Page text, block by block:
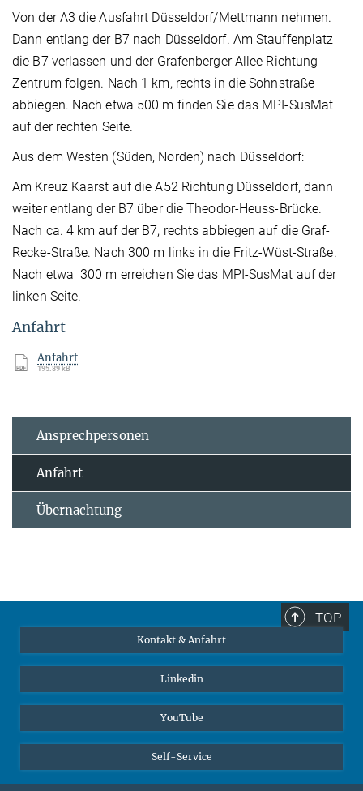
Von der A3 die Ausfahrt Düsseldorf/Mettmann nehmen.
Dann entlang der B7 nach Düsseldorf. Am Stauffenplatz
die B7 verlassen und der Grafenberger Allee Richtung
Zentrum folgen. Nach 1 km, rechts in die Sohnstraße
abbiegen. Nach etwa 500 m finden Sie das MPI-SusMat
auf der rechten Seite.
Aus dem Westen (Süden, Norden) nach Düsseldorf:
Am Kreuz Kaarst auf die A52 Richtung Düsseldorf, dann
weiter entlang der B7 über die Theodor-Heuss-Brücke.
Nach ca. 4 km auf der B7, rechts abbiegen auf die Graf-
Recke-Straße. Nach 300 m links in die Fritz-Wüst-Straße.
Nach etwa 300 m erreichen Sie das MPI-SusMat auf der
linken Seite.
Anfahrt
Anfahrt
195.89 kB
Ansprechpersonen
Anfahrt
Übernachtung
TOP
Kontakt & Anfahrt
Linkedin
YouTube
Self-Service